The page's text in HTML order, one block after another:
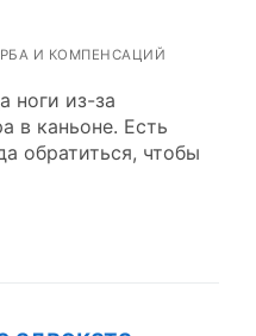
И КОМПЕНСАЦИЙ
ноги из-за
в каньоне. Есть
обратиться, чтобы